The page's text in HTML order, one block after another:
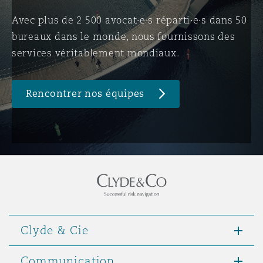
Avec plus de 2 500 avocat·e·s réparti·e·s dans 50
bureaux dans le monde, nous fournissons des
services véritablement mondiaux.
Rencontrer nos équipes
Clyde & Cie